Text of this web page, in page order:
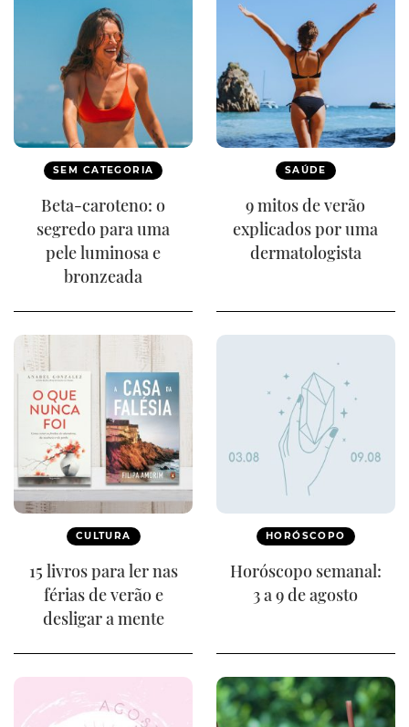
SEM CATEGORIA
Beta-caroteno: o
segredo para uma
pele luminosa e
bronzeada
SAÚDE
9 mitos de verão
explicados por uma
dermatologista
CULTURA
15 livros para ler nas
férias de verão e
desligar a mente
HORÓSCOPO
Horóscopo semanal:
3 a 9 de agosto